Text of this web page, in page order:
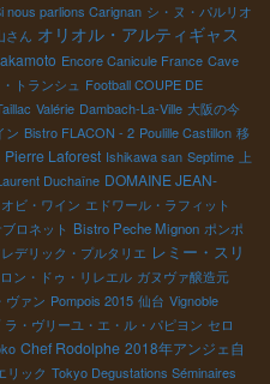
nous parlions Carignan シ・ヌ・パルリオ
さん オリオル・アルティギャス
Encore Canicule France Cave
トランシュ Football COUPE DE
Valérie Dambach-La-Ville 大阪の今
ン Bistro FLACON - 2 Poulille Castillon 移
Pierre Laforest Ishikawa san Septime 上
Duchaîne DOMAINE JEAN-
オビ・ワイン エドワール・ラフィット
ロネット Bistro Peche Mignon ポンポ
デリック・プルタリエ レミー・スリ
ン・ドゥ・リレエル ガヌヴァ醸造元
ヴァン Pompois 2015 仙台 Vignoble
ラ・ヴリーユ・エ・ル・パピヨン セロ
Chef Rodolphe 2018年アンジェ自
リック Tokyo Degustations Séminaires